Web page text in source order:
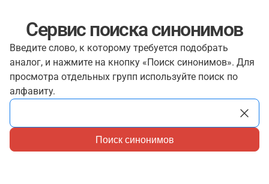
Сервис поиска синонимов
Введите слово, к которому требуется подобрать
аналог, и нажмите на кнопку «Поиск синонимов». Для
просмотра отдельных групп используйте поиск по
алфавиту.
Поиск синонимов